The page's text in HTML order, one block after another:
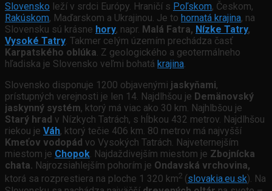
Slovensko leží v srdci Európy. Hraničí s Poľskom, Českom,
Rakúskom, Maďarskom a Ukrajinou. Je to hornatá krajina, na
Slovensku sú krásne hory, napr. Malá Fatra, Nízke Tatry,
Vysoké Tatry. Takmer celým územím prechádza časť
Karpatského oblúka. Z geologického a geotermálneho
hľadiska je Slovensko veľmi bohatá krajina.
Slovensko disponuje 1200 objavenými jaskyňami,
prístupných verejnosti je len 14. Najdlhšou je Demänovský
jaskynný systém, ktorý má viac ako 30 km. Najhlbšou je
Starý hrad v Nízkych Tatrách, s hĺbkou 432 metrov. Najdlhšou
riekou je Váh, ktorý tečie 406 km. 80 metrov má najvyšší
Kmeťov vodopád vo Vysokých Tatrách. Najveternejším
miestom je Chopok. Najdaždivejším miestom je Zbojnícka
chata. Najrozsiahlejším pohorím je Ondavská vrchovina,
ktorá sa rozprestiera na ploche 1 320 km2 (slovakia.eu.sk). Na